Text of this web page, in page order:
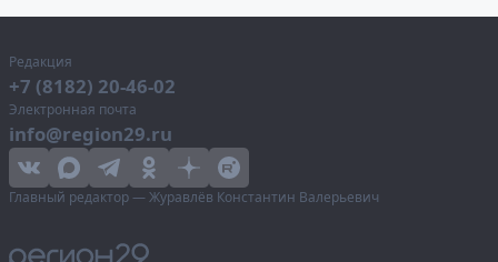
Редакция
+7 (8182) 20-46-02
Электронная почта
info@region29.ru
Главный редактор — Журавлёв Константин Валерьевич